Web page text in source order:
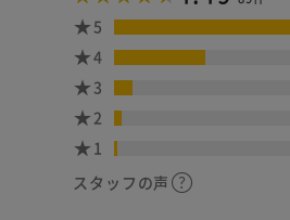
5
4
3
2
1
スタッフの声